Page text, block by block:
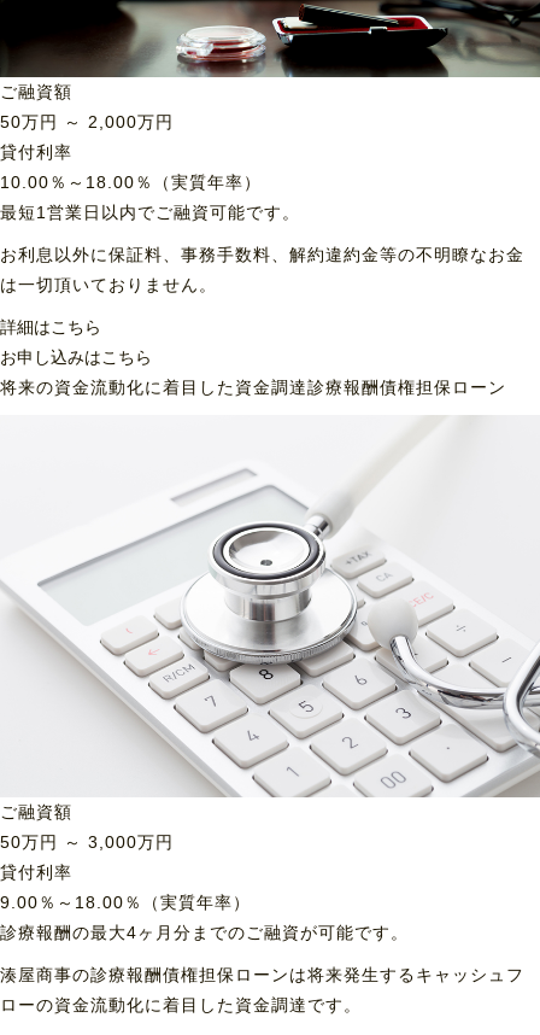
ご融資額
50万円 ～ 2,000万円
貸付利率
10.00％～18.00％（実質年率）
最短1営業日以内でご融資可能です。
お利息以外に保証料、事務手数料、解約違約金等の不明瞭なお金
は一切頂いておりません。
詳細はこちら
お申し込みはこちら
将来の資金流動化に着目した資金調達診療報酬債権担保ローン
ご融資額
50万円 ～ 3,000万円
貸付利率
9.00％～18.00％（実質年率）
診療報酬の最大4ヶ月分までのご融資が可能です。
湊屋商事の診療報酬債権担保ローンは将来発生するキャッシュフ
ローの資金流動化に着目した資金調達です。